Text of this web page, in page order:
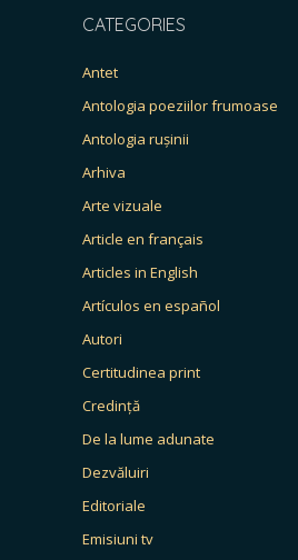
CATEGORIES
Antet
Antologia poeziilor frumoase
Antologia rușinii
Arhiva
Arte vizuale
Article en français
Articles in English
Artículos en español
Autori
Certitudinea print
Credință
De la lume adunate
Dezvăluiri
Editoriale
Emisiuni tv